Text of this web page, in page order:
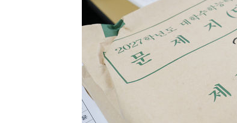
극한폭염 한풀 꺾이지만…'낮 최고 35도' 무더위, 열
축구협회 "압수수색·성접대 논란 사과…쇄신의 기
[속보]'압수수색·성접대 논란' 축구협회 "실망과
'최고 37도' 폭염 지속…강원동해안 최대 150㎜ 비
[속보]뉴욕증시 상승 마감…S&P 0.6% 나스닥